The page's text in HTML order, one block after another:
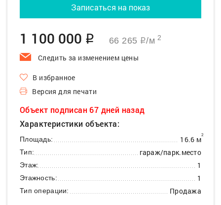
Записаться на показ
1 100 000 q 66 265 q/м2
Следить за изменением цены
В избранное
Версия для печати
Объект подписан 67 дней назад
Характеристики объекта:
Площадь: 16.6 м2
Тип: гараж/парк.место
Этаж: 1
Этажность: 1
Тип операции: Продажа